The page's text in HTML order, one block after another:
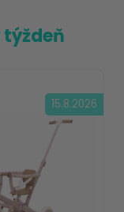
15.8.2026